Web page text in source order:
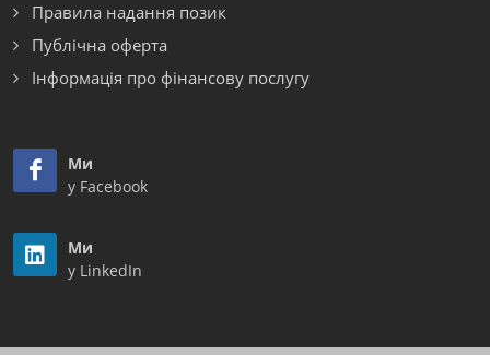
Правила надання позик
Публічна оферта
Інформація про фінансову послугу
Ми
у Facebook
Ми
у LinkedIn